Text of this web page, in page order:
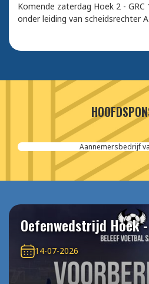
Komende zaterdag Hoek 2 - GRC
onder leiding van scheidsrechter
Aannemersbedrijf
Oefenwedstrijd Hoek
14-07-2026